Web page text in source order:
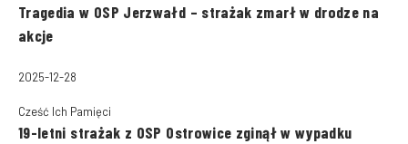
Tragedia w OSP Jerzwałd – strażak zmarł w drodze na
akcje
2025-12-28
Cześć Ich Pamięci
19-letni strażak z OSP Ostrowice zginął w wypadku